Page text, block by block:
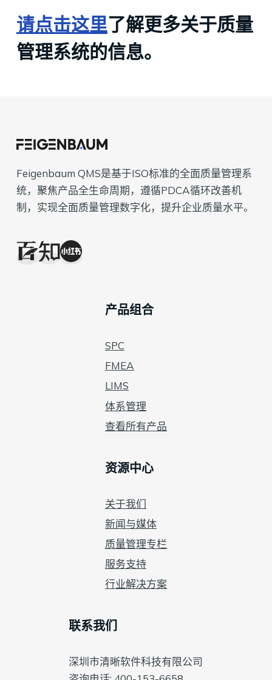
请点击这里了解更多关于质量
管理系统的信息。
Feigenbaum QMS是基于ISO标准的全面质量管理系
统，聚焦产品全生命周期，遵循PDCA循环改善机
制，实现全面质量管理数字化，提升企业质量水平。
产品组合
SPC
FMEA
LIMS
体系管理
查看所有产品
资源中心
关于我们
新闻与媒体
质量管理专栏
服务支持
行业解决方案
联系我们
深圳市清晰软件科技有限公司